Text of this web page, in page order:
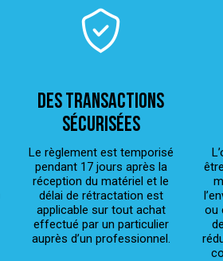
Des transactions
sécurisées
Le règlement est temporisé
pendant 17 jours après la
réception du matériel et le
délai de rétractation est
applicable sur tout achat
effectué par un particulier
auprès d’un professionnel.
ou